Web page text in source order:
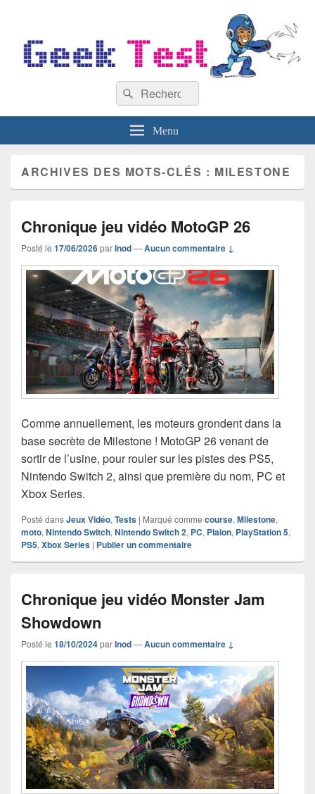
Recherche :
Rechercher
Menu
ARCHIVES DES MOTS-CLÉS : MILESTONE
Chronique jeu vidéo MotoGP 26
Posté le 17/06/2026parInod—Aucun commentaire ↓
Comme annuellement, les moteurs grondent dans la
base secrète de Milestone ! MotoGP 26 venant de
sortir de l’usine, pour rouler sur les pistes des PS5,
Nintendo Switch 2, ainsi que première du nom, PC et
Xbox Series.
Posté dansJeux Vidéo, Tests | Marqué comme course, Milestone,
moto, Nintendo Switch, Nintendo Switch 2, PC, Plaion, PlayStation 5,
PS5, Xbox Series | Publier un commentaire
Chronique jeu vidéo Monster Jam
Showdown
Posté le 18/10/2024parInod—Aucun commentaire ↓